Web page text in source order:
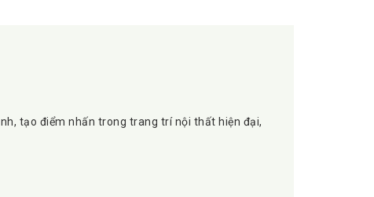
tạo điểm nhấn trong trang trí nội thất hiện đại,